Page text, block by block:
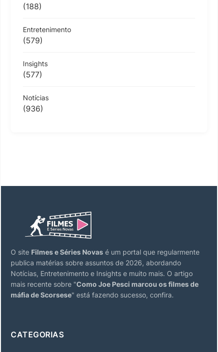
(188)
Entretenimento
(579)
Insights
(577)
Notícias
(936)
O site Filmes e Séries Novas é um portal que regularmente
publica matérias sobre assuntos de 2026, abordando
Notícias, Entretenimento e Insights e muito mais. O artigo
mais recente sobre "Como Joe Pesci marcou os filmes de
máfia de Scorsese" está fazendo sucesso, confira.
CATEGORIAS